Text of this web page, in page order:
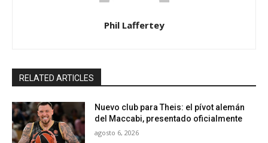
Phil Laffertey
RELATED ARTICLES
Nuevo club para Theis: el pívot alemán
del Maccabi, presentado oficialmente
agosto 6, 2026